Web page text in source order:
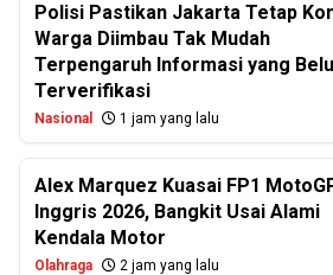
Polisi Pastikan Jakarta Tetap
Warga Diimbau Tak Mudah
Terpengaruh Informasi yang
Terverifikasi
Nasional 1 jam yang lalu
Alex Marquez Kuasai FP1
Inggris 2026, Bangkit Usai Alami
Kendala Motor
Olahraga 2 jam yang lalu